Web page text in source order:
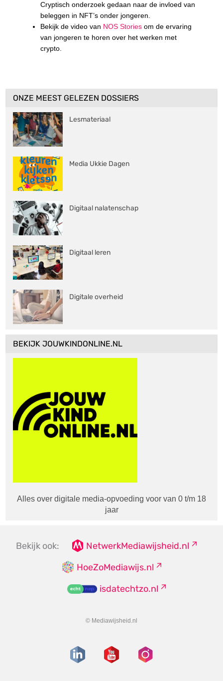
Cryptisch onderzoek gedaan naar de invloed van
beleggen in NFT’s onder jongeren.
Bekijk de video van NOS Stories om de ervaring
van jongeren te horen over het werken met
crypto.
ONZE MEEST GELEZEN DOSSIERS
Lesmateriaal
Media Ukkie Dagen
Digitaal nalatenschap
Digitaal leren
Digitale overheid
BEKIJK JOUWKINDONLINE.NL
Alles over digitale media-opvoeding voor van 0 t/m 18
jaar
Bekijk ook:
NetwerkMediawijsheid.nl
HoeZoMediawijs.nl
isdatechtzo.nl
© Mediawijsheid.nl